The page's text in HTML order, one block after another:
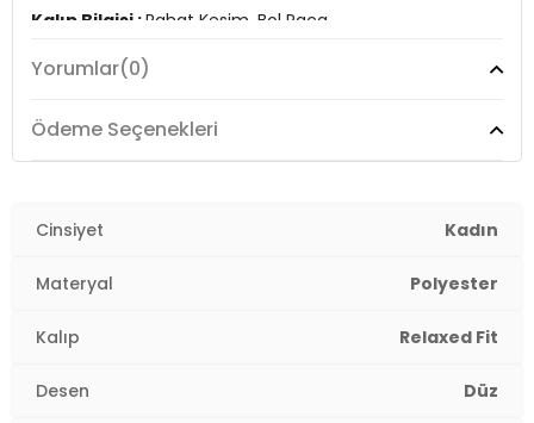
Kalıp Bilgisi :Rahat Kesim, Bol Paça
Manken Ölçüsü :
&
Yorumlar(0)
Ödeme Seçenekleri
Cinsiyet Kadın
Materyal Polyester
Kalıp Relaxed Fit
Desen Düz